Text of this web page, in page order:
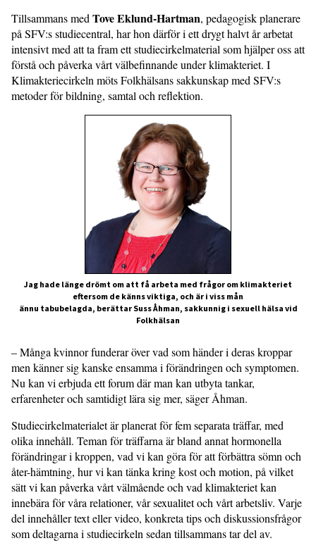
Tillsammans med Tove Eklund-Hartman, pedagogisk planerare
på SFV:s studiecentral, har hon därför i ett drygt halvt år arbetat
intensivt med att ta fram ett studiecirkelmaterial som hjälper oss att
förstå och påverka vårt välbefinnande under klimakteriet. I
Klimakteriecirkeln möts Folkhälsans sakkunskap med SFV:s
metoder för bildning, samtal och reflektion.
Jag hade länge drömt om att få arbeta med frågor om klimakteriet
eftersom de känns viktiga, och är i viss mån
ännu tabubelagda, berättar Suss Åhman, sakkunnig i sexuell hälsa vid
Folkhälsan
– Många kvinnor funderar över vad som händer i deras kroppar
men känner sig kanske ensamma i förändringen och symptomen.
Nu kan vi erbjuda ett forum där man kan utbyta tankar,
erfarenheter och samtidigt lära sig mer, säger Åhman.
Studiecirkelmaterialet är planerat för fem separata träffar, med
olika innehåll. Teman för träffarna är bland annat hormonella
förändringar i kroppen, vad vi kan göra för att förbättra sömn och
åter-hämtning, hur vi kan tänka kring kost och motion, på vilket
sätt vi kan påverka vårt välmående och vad klimakteriet kan
innebära för våra relationer, vår sexualitet och vårt arbetsliv. Varje
del innehåller text eller video, konkreta tips och diskussionsfrågor
som deltagarna i studiecirkeln sedan tillsammans tar del av.